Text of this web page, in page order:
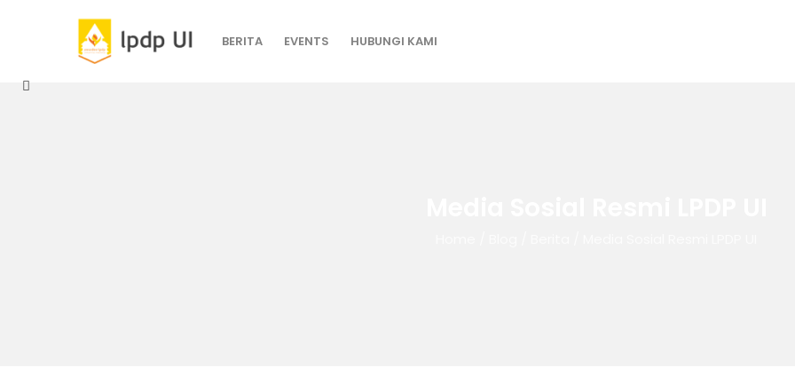
BERITA EVENTS HUBUNGI KAMI